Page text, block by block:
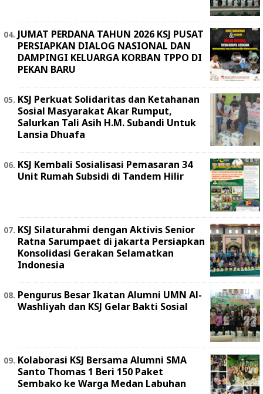
JUMAT PERDANA TAHUN 2026 KSJ PUSAT
PERSIAPKAN DIALOG NASIONAL DAN
DAMPINGI KELUARGA KORBAN TPPO DI
PEKAN BARU
KSJ Perkuat Solidaritas dan Ketahanan
Sosial Masyarakat Akar Rumput,
Salurkan Tali Asih H.M. Subandi Untuk
Lansia Dhuafa
KSJ Kembali Sosialisasi Pemasaran 34
Unit Rumah Subsidi di Tandem Hilir
KSJ Silaturahmi dengan Aktivis Senior
Ratna Sarumpaet di jakarta Persiapkan
Konsolidasi Gerakan Selamatkan
Indonesia
Pengurus Besar Ikatan Alumni UMN Al-
Washliyah dan KSJ Gelar Bakti Sosial
Kolaborasi KSJ Bersama Alumni SMA
Santo Thomas 1 Beri 150 Paket
Sembako ke Warga Medan Labuhan